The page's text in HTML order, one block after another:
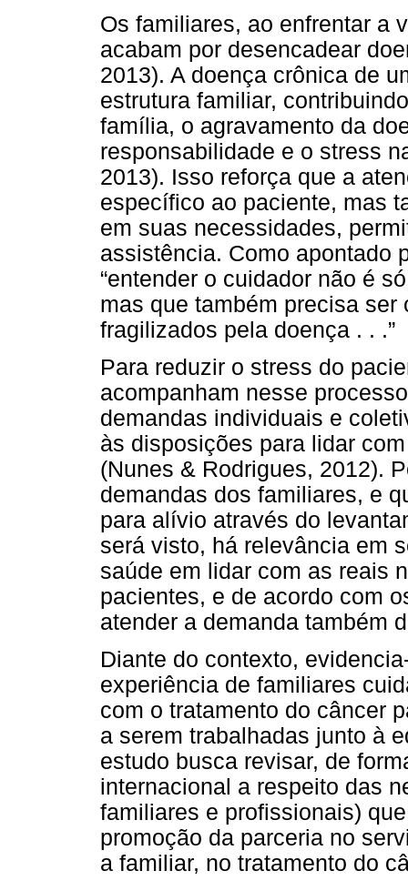
Os familiares, ao enfrentar a
acabam por desencadear
2013). A doença crônica de
estrutura familiar,
família, o agravamento da
responsabilidade e o stress
2013). Isso reforça que a
específico ao paciente, mas
em suas necessidades,
assistência. Como apontado
“entender o cuidador não é
mas que também precisa
fragilizados pela doença . . .”
Para reduzir o stress do
acompanham nesse
demandas individuais e
às disposições para lidar
(Nunes & Rodrigues, 2012).
demandas dos familiares, e
para alívio através do
será visto, há relevância em
saúde em lidar com as reais
pacientes, e de acordo com
atender a demanda também
Diante do contexto,
experiência de familiares
com o tratamento do câncer
a serem trabalhadas junto à
estudo busca revisar, de
internacional a respeito das
familiares e profissionais)
promoção da parceria no
a familiar, no tratamento do